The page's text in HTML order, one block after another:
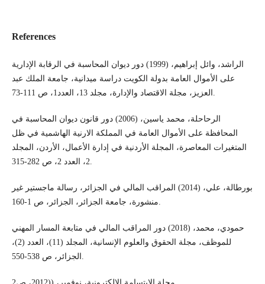
References
الراشد، وائل إبراهيم، (1999) دور ديوان المحاسبة في الرقابة الإدارية
على الأموال العامة بدولة الكويت دراسة ميدانية، جامعة الملك عبد
العزيز، مجلة الاقتصاد والإدارة، مجلد 13، العدد1، ص 111-73.
الرحاحلة، محمد ياسين، (2006) دور قانون ديوان المحاسبة في
المحافظة على الأموال العامة في المملكة الارنية الهاشمية في ظل
المتغيرات المعاصرة، المجلة الأردنية في إدارة الأعمال، الأردن، المجلد
2، العدد 2، ص 282-315.
بورطالة، علي، (2014) المراقب المالي في الجزائر، رسالة ماجستير غير
منشورة، جامعة الجزائر، الجزائر، ص 1-160.
حمودي، محمد، (2018) دور المراقب المالي في متابعة المسار المهني
للموظف، مجلة الحقوق والعلوم الإنسانية، المجلد (11)، العدد (2)،
الجزائر، ص 538-550.